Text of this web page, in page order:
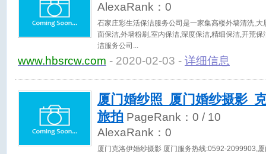
AlexaRank： 0
石家庄彩生活保洁服务公司是一家集高楼外墙清洗,
面保洁,外墙粉刷,室内保洁,深度保洁,精细保洁,开荒
洁服务公司
www.hbsrcw.com - 2020-02-03 - 详细信息
厦门婚纱照_厦门婚纱摄影_
旅拍 PageRank： 0 / 10
AlexaRank： 0
厦门克洛伊婚纱摄影 厦门服务热线:0592-2099903,